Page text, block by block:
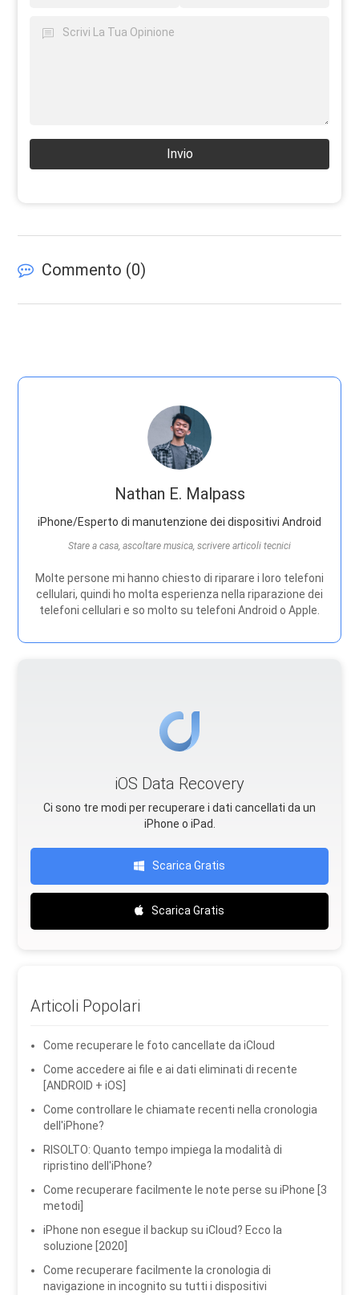
Invio
Commento (0)
Nathan E. Malpass
iPhone/Esperto di manutenzione dei dispositivi Android
Stare a casa, ascoltare musica, scrivere articoli tecnici
Molte persone mi hanno chiesto di riparare i loro telefoni
cellulari, quindi ho molta esperienza nella riparazione dei
telefoni cellulari e so molto su telefoni Android o Apple.
iOS Data Recovery
Ci sono tre modi per recuperare i dati cancellati da un
iPhone o iPad.
Scarica Gratis
Scarica Gratis
Articoli Popolari
Come recuperare le foto cancellate da iCloud
Come accedere ai file e ai dati eliminati di recente
[ANDROID + iOS]
Come controllare le chiamate recenti nella cronologia
dell'iPhone?
RISOLTO: Quanto tempo impiega la modalità di
ripristino dell'iPhone?
Come recuperare facilmente le note perse su iPhone [3
metodi]
iPhone non esegue il backup su iCloud? Ecco la
soluzione [2020]
Come recuperare facilmente la cronologia di
navigazione in incognito su tutti i dispositivi